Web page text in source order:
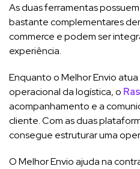
As duas ferramentas
bastante complementares
commerce e podem ser
experiência.
Enquanto o Melhor Envio
operacional da logística, o
acompanhamento e a
cliente. Com as duas
consegue estruturar uma
O Melhor Envio ajuda na